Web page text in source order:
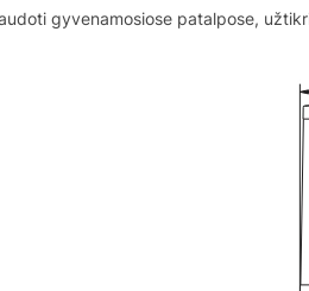
gyvenamosiose patalpose,